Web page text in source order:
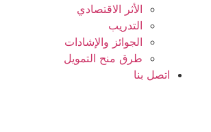
الأثر الاقتصادي
الجوائز والإشادات
طرق منح التمويل